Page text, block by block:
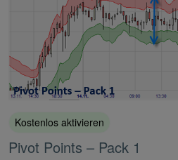
Kostenlos aktivieren
Pivot Points – Pack 1